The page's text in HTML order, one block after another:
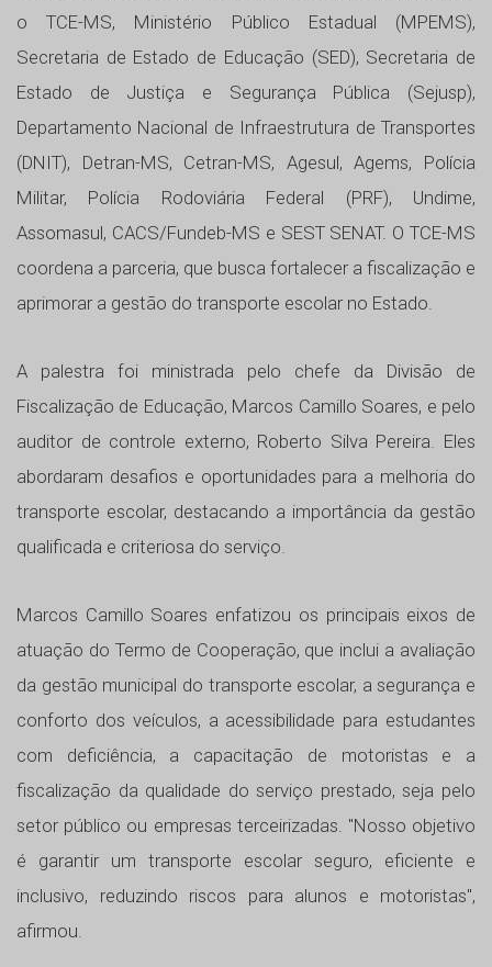
o TCE-MS, Ministério Público Estadual (MPEMS),
Secretaria de Estado de Educação (SED), Secretaria de
Estado de Justiça e Segurança Pública (Sejusp),
Departamento Nacional de Infraestrutura de Transportes
(DNIT), Detran-MS, Cetran-MS, Agesul, Agems, Polícia
Militar, Polícia Rodoviária Federal (PRF), Undime,
Assomasul, CACS/Fundeb-MS e SEST SENAT. O TCE-MS
coordena a parceria, que busca fortalecer a fiscalização e
aprimorar a gestão do transporte escolar no Estado.
A palestra foi ministrada pelo chefe da Divisão de
Fiscalização de Educação, Marcos Camillo Soares, e pelo
auditor de controle externo, Roberto Silva Pereira. Eles
abordaram desafios e oportunidades para a melhoria do
transporte escolar, destacando a importância da gestão
qualificada e criteriosa do serviço.
Marcos Camillo Soares enfatizou os principais eixos de
atuação do Termo de Cooperação, que inclui a avaliação
da gestão municipal do transporte escolar, a segurança e
conforto dos veículos, a acessibilidade para estudantes
com deficiência, a capacitação de motoristas e a
fiscalização da qualidade do serviço prestado, seja pelo
setor público ou empresas terceirizadas. "Nosso objetivo
é garantir um transporte escolar seguro, eficiente e
inclusivo, reduzindo riscos para alunos e motoristas",
afirmou.